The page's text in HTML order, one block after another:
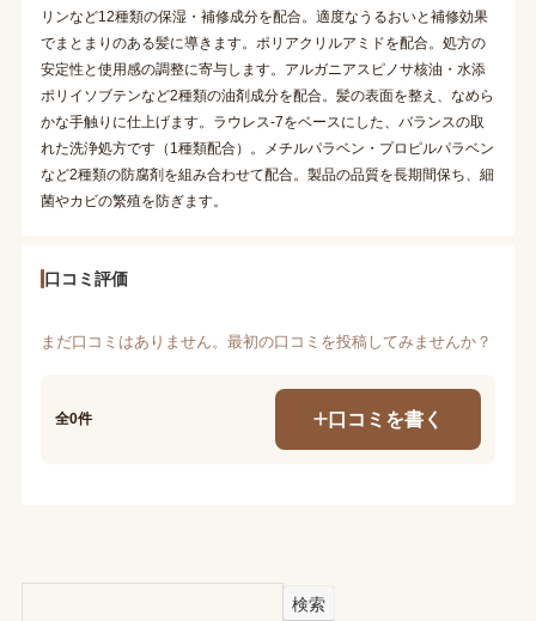
リンなど12種類の保湿・補修成分を配合。適度なうるおいと補修効果
でまとまりのある髪に導きます。ポリアクリルアミドを配合。処方の
安定性と使用感の調整に寄与します。アルガニアスピノサ核油・水添
ポリイソブテンなど2種類の油剤成分を配合。髪の表面を整え、なめら
かな手触りに仕上げます。ラウレス-7をベースにした、バランスの取
れた洗浄処方です（1種類配合）。メチルパラベン・プロピルパラベン
など2種類の防腐剤を組み合わせて配合。製品の品質を長期間保ち、細
菌やカビの繁殖を防ぎます。
口コミ評価
まだ口コミはありません。最初の口コミを投稿してみませんか？
全0件 口コミを書く
検索